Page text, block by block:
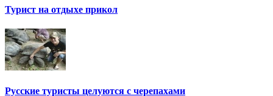
Турист на отдыхе прикол
Русские туристы целуются с черепахами